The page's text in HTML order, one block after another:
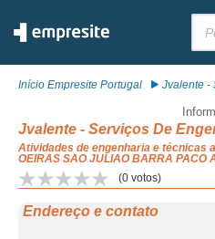
Início Empresite Portugal Jvalente -
Jvalente - Serviços De
Atividades de engenharia e técnicas
OEIRAS SAO JULIAO BARRA PACO
(0 votos)
Endereço e contato